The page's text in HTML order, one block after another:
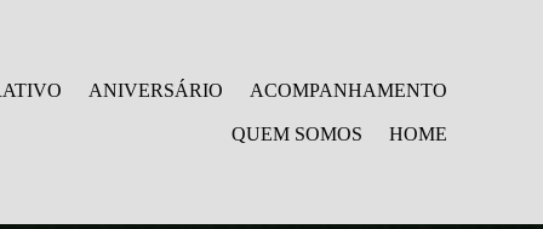
ANIVERSÁRIO ACOMPANHAMENTO
QUEM SOMOS HOME